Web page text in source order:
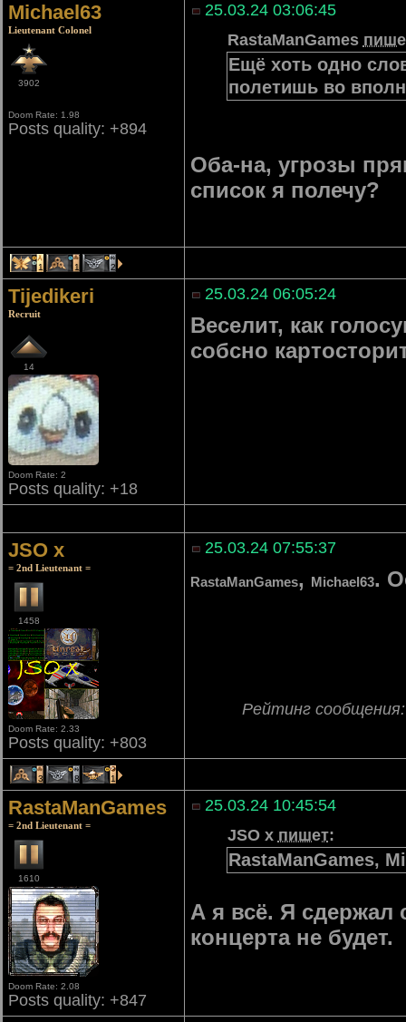
Michael63
Lieutenant Colonel
3902
Doom Rate: 1.98
Posts quality: +894
25.03.24 03:06:45
RastaManGames
Ещё хоть одно
полетишь во
Оба-на, угрозы
список я полечу?
1 1 2
Tijedikeri
Recruit
14
Doom Rate: 2
Posts quality: +18
25.03.24 06:05:24
Веселит, как
собсно
JSO x
= 2nd Lieutenant =
1458
Doom Rate: 2.33
Posts quality: +803
25.03.24 07:55:37
RastaManGames, Michael63.
Рейтинг
3 8 1
RastaManGames
= 2nd Lieutenant =
1610
Doom Rate: 2.08
Posts quality: +847
25.03.24 10:45:54
JSO x пишет:
RastaManGames,
А я всё. Я сдержал
концерта не будет.